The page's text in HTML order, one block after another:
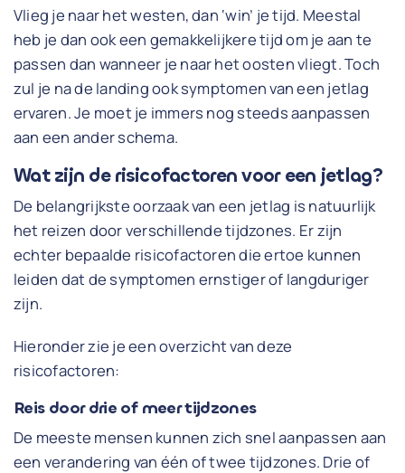
Vlieg je naar het westen, dan ‘win’ je tijd. Meestal
heb je dan ook een gemakkelijkere tijd om je aan te
passen dan wanneer je naar het oosten vliegt. Toch
zul je na de landing ook symptomen van een jetlag
ervaren. Je moet je immers nog steeds aanpassen
aan een ander schema.
Wat zijn de risicofactoren voor een jetlag?
De belangrijkste oorzaak van een jetlag is natuurlijk
het reizen door verschillende tijdzones. Er zijn
echter bepaalde risicofactoren die ertoe kunnen
leiden dat de symptomen ernstiger of langduriger
zijn.
Hieronder zie je een overzicht van deze
risicofactoren:
Reis door drie of meer tijdzones
De meeste mensen kunnen zich snel aanpassen aan
een verandering van één of twee tijdzones. Drie of